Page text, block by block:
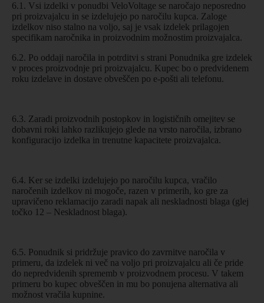
6.1. Vsi izdelki v ponudbi VeloVoltage se naročajo neposredno
pri proizvajalcu in se izdelujejo po naročilu kupca. Zaloge
izdelkov niso stalno na voljo, saj je vsak izdelek prilagojen
specifikam naročnika in proizvodnim možnostim proizvajalca.
6.2. Po oddaji naročila in potrditvi s strani Ponudnika gre izdelek
v proces proizvodnje pri proizvajalcu. Kupec bo o predvidenem
roku izdelave in dostave obveščen po e-pošti ali telefonu.
6.3. Zaradi proizvodnih postopkov in logističnih omejitev se
dobavni roki lahko razlikujejo glede na vrsto naročila, izbrano
konfiguracijo izdelka in trenutne kapacitete proizvajalca.
6.4. Ker se izdelki izdelujejo po naročilu kupca, vračilo
naročenih izdelkov ni mogoče, razen v primerih, ko gre za
upravičeno reklamacijo zaradi napak ali neskladnosti blaga (glej
točko 12 – Neskladnost blaga).
6.5. Ponudnik si pridržuje pravico do zavrnitve naročila v
primeru, da izdelek ni več na voljo pri proizvajalcu ali če pride
do nepredvidenih sprememb v proizvodnem procesu. V takem
primeru bo kupec obveščen in mu bo ponujena alternativa ali
možnost vračila kupnine.